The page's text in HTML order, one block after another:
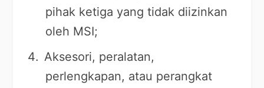
pihak ketiga yang tidak diizinkan
oleh MSI;
Aksesori, peralatan,
perlengkapan, atau perangkat